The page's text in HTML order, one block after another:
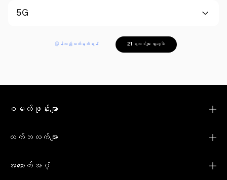
5G
ပြန်လည်သတ်မှတ်ရန် 21 ရလဒ်များ ရှာဖွေပါ
စမတ်ဖုန်းများ
OPPO Reno15 Pro Max 5G
OPPO Reno15 F 5G
တက်ဘလက်များ
OPPO Pad SE
အထောက်အပံ့